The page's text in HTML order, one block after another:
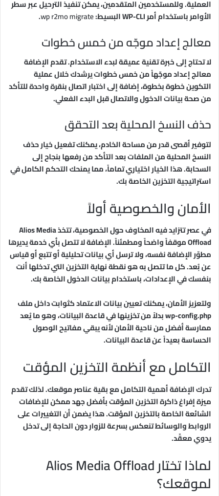
العملية. وللمستخدمين المتقدمين، يمكن تنفيذ الترحيل عبر سطر
الأوامر باستخدام أمر WP-CLI البسيط:
wp r2mo migrate
.
معالج إعداد موجّه من خمس خطوات
لا تحتاج إلى خبرة تقنية عميقة لبدء الاستخدام. تقدم الإضافة
معالج إعداد موجّهاً من خمس خطوات يرشدك خلال عملية
التكوين خطوة بخطوة، إضافة إلى اختبار اتصال بنقرة واحدة للتأكد
من صحة بيانات الدخول والاتصال قبل البدء الفعلي.
حذف النسخ المحلية بعد التحقق
لتوفير أقصى قدر من مساحة الخادم، يمكنك تفعيل خيار حذف
النسخ المحلية من الملفات بعد التأكد من رفعها بنجاح إلى
السحابة. هذا الخيار اختياري تماماً، مما يمنحك التحكم الكامل في
استراتيجية التخزين الخاصة بك.
الأمان والخصوصية أولاً
في عصر تتزايد فيه المخاوف حول الخصوصية، تتخذ Alios Media
Offload موقفاً واضحاً ومطمئناً. الإضافة لا تتصل بأي خدمة يديرها
مطوّر الإضافة نفسه، ولا ترسل أي بيانات تحليلية أو تتبع أو قياس
عن بُعد. كل ما تتصل به هو نقطة نهاية التخزين التي تدخلها أنت
بنفسك في الإعدادات، باستخدام بيانات الدخول الخاصة بك.
ولتعزيز الأمان، يمكنك تعيين بيانات الاعتماد كثوابت داخل ملف
wp-config.php بدلاً من تخزينها في قاعدة البيانات، وهو ما يُعد
ممارسة أفضل من ناحية الأمان لأنه يبقي مفاتيح الوصول
الحساسة بعيداً عن قاعدة البيانات.
التكامل مع أنظمة التخزين المؤقت
تدرك الإضافة أهمية التكامل مع بقية عناصر موقعك. لذلك تقدم
ميزة إفراغ ذاكرة التخزين المؤقت بأفضل جهد ممكن للإضافات
الشائعة الخاصة بالتخزين المؤقت. هذا يضمن أن التغييرات على
الروابط والوسائط تنعكس بسرعة للزوار دون الحاجة إلى تدخل
يدوي معقّد.
لماذا تختار Alios Media Offload
لموقعك؟